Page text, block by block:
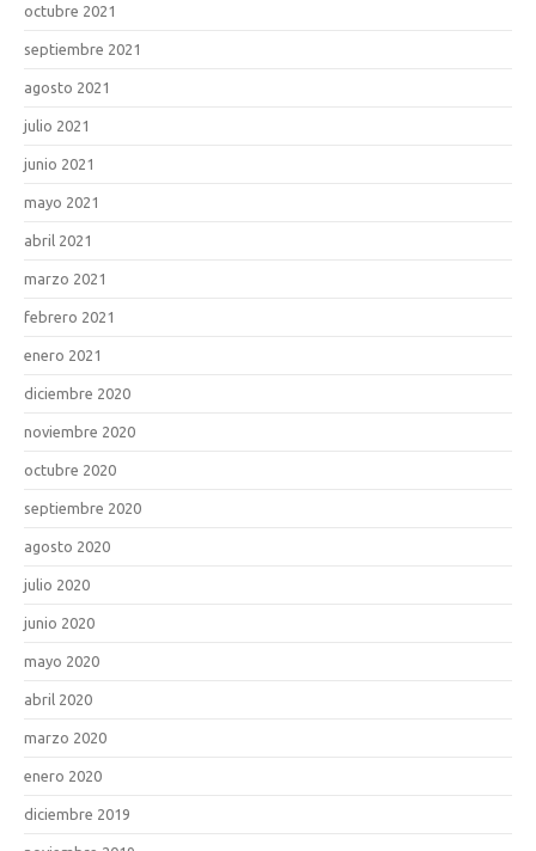
octubre 2021
septiembre 2021
agosto 2021
julio 2021
junio 2021
mayo 2021
abril 2021
marzo 2021
febrero 2021
enero 2021
diciembre 2020
noviembre 2020
octubre 2020
septiembre 2020
agosto 2020
julio 2020
junio 2020
mayo 2020
abril 2020
marzo 2020
enero 2020
diciembre 2019